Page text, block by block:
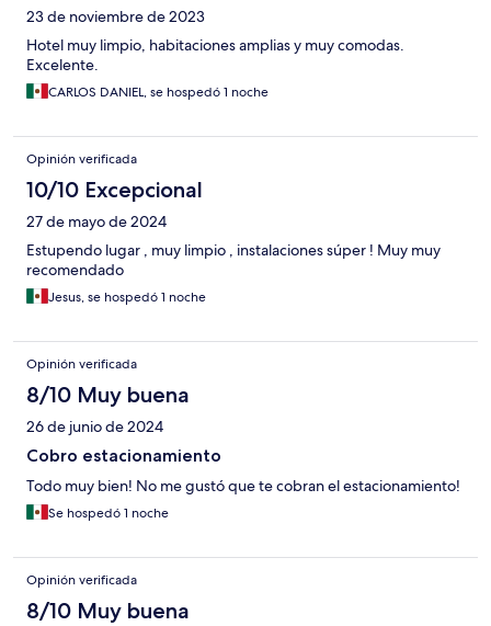
23 de noviembre de 2023
Hotel muy limpio, habitaciones amplias y muy comodas.
Excelente.
CARLOS DANIEL, se hospedó 1 noche
Opinión verificada
10/10 Excepcional
27 de mayo de 2024
Estupendo lugar , muy limpio , instalaciones súper ! Muy muy
recomendado
Jesus, se hospedó 1 noche
Opinión verificada
8/10 Muy buena
26 de junio de 2024
Cobro estacionamiento
Todo muy bien! No me gustó que te cobran el estacionamiento!
Se hospedó 1 noche
Opinión verificada
8/10 Muy buena